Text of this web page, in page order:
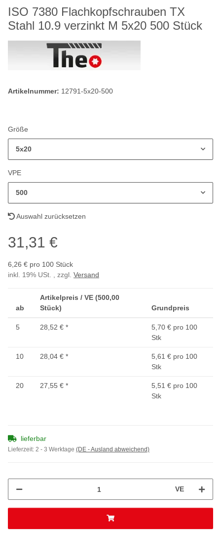
ISO 7380 Flachkopfschrauben TX
Stahl 10.9 verzinkt M 5x20 500 Stück
Artikelnummer: 12791-5x20-500
Größe
5x20
VPE
500
Auswahl zurücksetzen
31,31 €
6,26 € pro 100 Stück
inkl. 19% USt. , zzgl. Versand
ab
Artikelpreis / VE (500,00
Stück)
Grundpreis
5 28,52 € *
5,70 € pro 100
Stk
10 28,04 € *
5,61 € pro 100
Stk
20 27,55 € *
5,51 € pro 100
Stk
lieferbar
Lieferzeit: 2 - 3 Werktage (DE - Ausland abweichend)
VE